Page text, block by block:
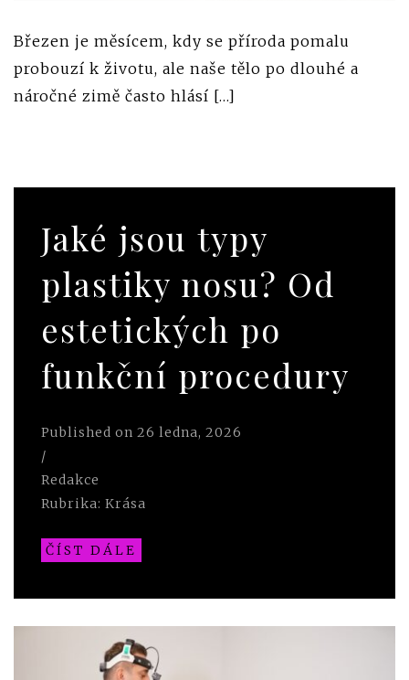
Březen je měsícem, kdy se příroda pomalu
probouzí k životu, ale naše tělo po dlouhé a
náročné zimě často hlásí […]
Jaké jsou typy
plastiky nosu? Od
estetických po
funkční procedury
Published on 26 ledna, 2026
/
Redakce
Rubrika: Krása
ČÍST DÁLE